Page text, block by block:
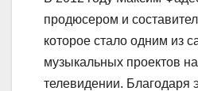
продюсером и
которое стало одним из
музыкальных проектов
телевидении. Благодаря